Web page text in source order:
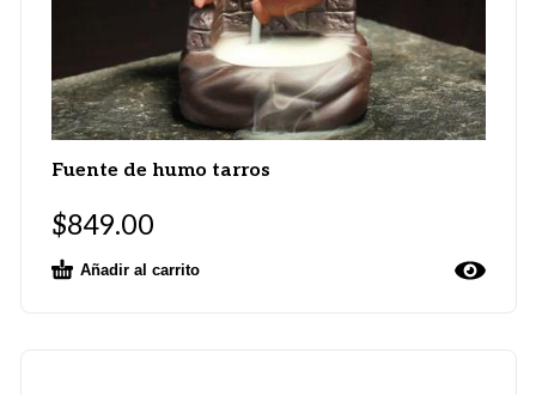
Fuente de humo tarros
$849.00
Añadir al carrito